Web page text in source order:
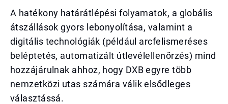
A hatékony határátlépési folyamatok, a globális
átszállások gyors lebonyolítása, valamint a
digitális technológiák (például arcfelismeréses
beléptetés, automatizált útlevélellenőrzés) mind
hozzájárulnak ahhoz, hogy DXB egyre több
nemzetközi utas számára válik elsődleges
választássá.